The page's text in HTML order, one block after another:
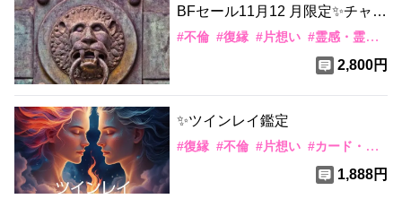
BFセール11月12 月限定✨️チャッ
ト20分無制限で占います
#不倫 #復縁 #片想い #霊感・霊視
2,800円
✨️ツインレイ鑑定
#復縁 #不倫 #片想い #カード・水晶
1,888円